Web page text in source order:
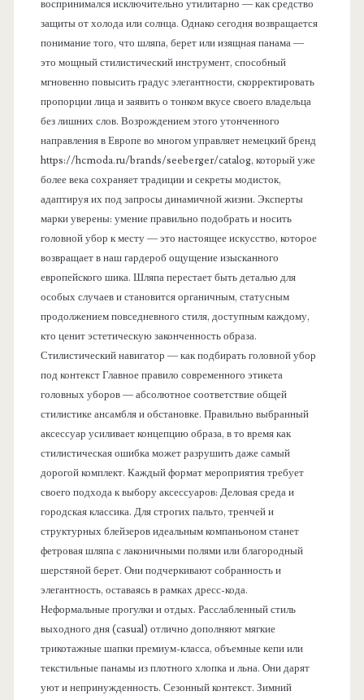
воспринимался исключительно утилитарно — как средство
защиты от холода или солнца. Однако сегодня возвращается
понимание того, что шляпа, берет или изящная панама —
это мощный стилистический инструмент, способный
мгновенно повысить градус элегантности, скорректировать
пропорции лица и заявить о тонком вкусе своего владельца
без лишних слов. Возрождением этого утонченного
направления в Европе во многом управляет немецкий бренд
https://hcmoda.ru/brands/seeberger/catalog, который уже
более века сохраняет традиции и секреты модисток,
адаптируя их под запросы динамичной жизни. Эксперты
марки уверены: умение правильно подобрать и носить
головной убор к месту — это настоящее искусство, которое
возвращает в наш гардероб ощущение изысканного
европейского шика. Шляпа перестает быть деталью для
особых случаев и становится органичным, статусным
продолжением повседневного стиля, доступным каждому,
кто ценит эстетическую законченность образа.
Стилистический навигатор — как подбирать головной убор
под контекст Главное правило современного этикета
головных уборов — абсолютное соответствие общей
стилистике ансамбля и обстановке. Правильно выбранный
аксессуар усиливает концепцию образа, в то время как
стилистическая ошибка может разрушить даже самый
дорогой комплект. Каждый формат мероприятия требует
своего подхода к выбору аксессуаров: Деловая среда и
городская классика. Для строгих пальто, тренчей и
структурных блейзеров идеальным компаньоном станет
фетровая шляпа с лаконичными полями или благородный
шерстяной берет. Они подчеркивают собранность и
элегантность, оставаясь в рамках дресс-кода.
Неформальные прогулки и отдых. Расслабленный стиль
выходного дня (casual) отлично дополняют мягкие
трикотажные шапки премиум-класса, объемные кепи или
текстильные панамы из плотного хлопка и льна. Они дарят
уют и непринужденность. Сезонный контекст. Зимний